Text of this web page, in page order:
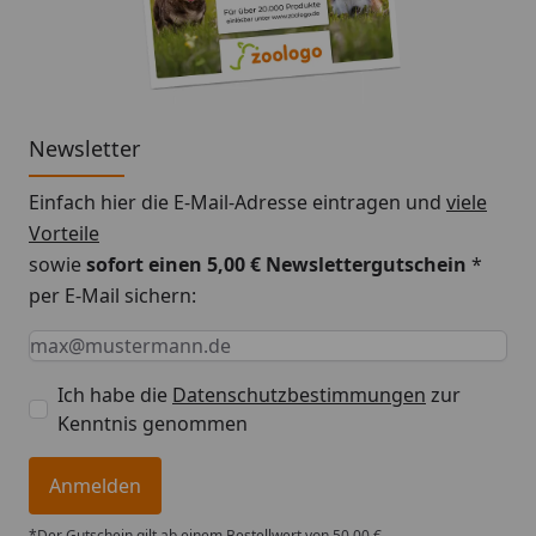
Newsletter
Einfach hier die E-Mail-Adresse eintragen und viele
Vorteile
sowiesofort einen 5,00 € Newslettergutschein *
per E-Mail sichern:
Keine Eingabe erforderlich
Eingabe erforderlich
E-Mail *
Ich habe die Datenschutzbestimmungen zur
Kenntnis genommen
Anmelden